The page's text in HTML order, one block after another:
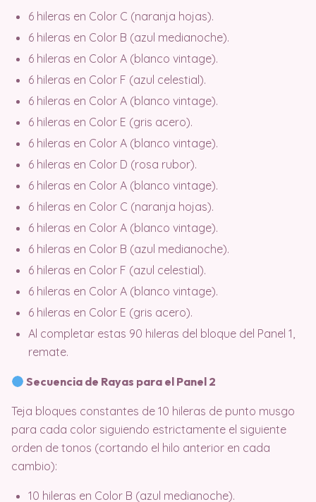
6 hileras en Color C (naranja hojas).
6 hileras en Color B (azul medianoche).
6 hileras en Color A (blanco vintage).
6 hileras en Color F (azul celestial).
6 hileras en Color A (blanco vintage).
6 hileras en Color E (gris acero).
6 hileras en Color A (blanco vintage).
6 hileras en Color D (rosa rubor).
6 hileras en Color A (blanco vintage).
6 hileras en Color C (naranja hojas).
6 hileras en Color A (blanco vintage).
6 hileras en Color B (azul medianoche).
6 hileras en Color F (azul celestial).
6 hileras en Color A (blanco vintage).
6 hileras en Color E (gris acero).
Al completar estas 90 hileras del bloque del Panel 1,
remate.
Secuencia de Rayas para el Panel 2
Teja bloques constantes de 10 hileras de punto musgo
para cada color siguiendo estrictamente el siguiente
orden de tonos (cortando el hilo anterior en cada
cambio):
10 hileras en Color B (azul medianoche).